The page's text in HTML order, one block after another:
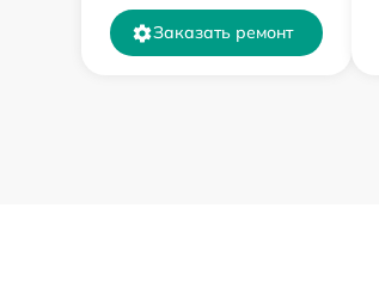
Заказать ремонт